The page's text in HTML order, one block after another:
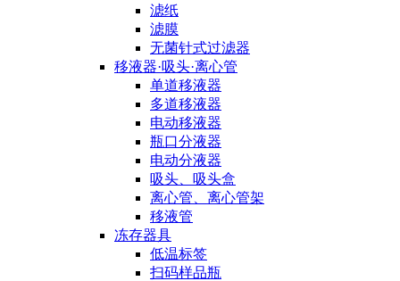
滤纸
滤膜
无菌针式过滤器
移液器·吸头·离心管
单道移液器
多道移液器
电动移液器
瓶口分液器
电动分液器
吸头、吸头盒
离心管、离心管架
移液管
冻存器具
低温标签
扫码样品瓶